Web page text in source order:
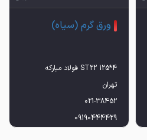
ورق گرم (سیاه)
09190444429